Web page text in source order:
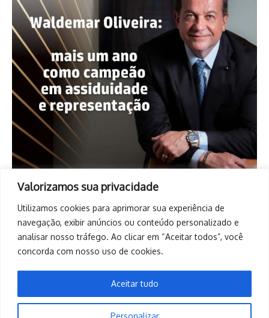
Valorizamos sua privacidade
Utilizamos cookies para aprimorar sua experiência de
navegação, exibir anúncios ou conteúdo personalizado e
analisar nosso tráfego. Ao clicar em “Aceitar todos”, você
concorda com nosso uso de cookies.
Personalizar
Aceitar tudo